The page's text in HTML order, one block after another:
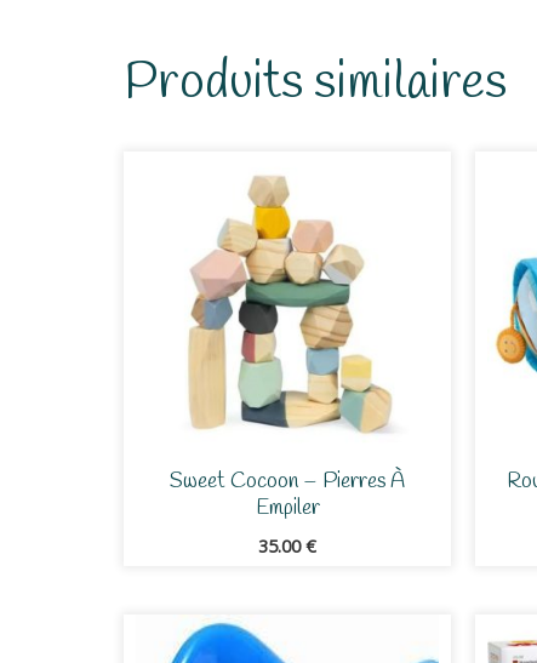
Produits similaires
Sweet Cocoon – Pierres À
Empiler
35.00€